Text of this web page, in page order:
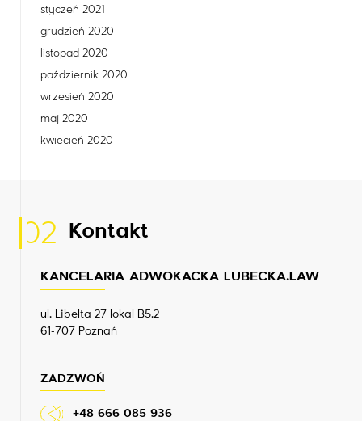
styczeń 2021
grudzień 2020
listopad 2020
październik 2020
wrzesień 2020
maj 2020
kwiecień 2020
02 Kontakt
KANCELARIA ADWOKACKA LUBECKA.LAW
ul. Libelta 27 lokal B5.2
61-707 Poznań
ZADZWOŃ
+48 666 085 936